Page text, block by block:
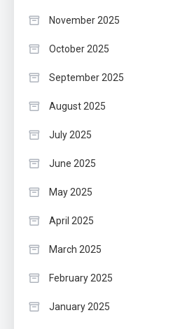
November 2025
October 2025
September 2025
August 2025
July 2025
June 2025
May 2025
April 2025
March 2025
February 2025
January 2025